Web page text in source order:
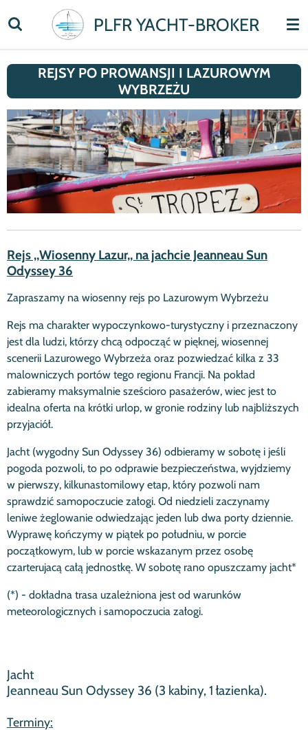
to
content
PLFR YACHT-BROKER
REJSY PO PROWANSJI I LAZUROWYM
WYBRZEŻU
Rejs ,,Wiosenny Lazur,, na jachcie Jeanneau Sun
Odyssey 36
Zapraszamy na wiosenny rejs po Lazurowym Wybrzeżu
Rejs ma charakter wypoczynkowo-turystyczny i przeznaczony
jest dla ludzi, którzy chcą odpocząć w pięknej, wiosennej
scenerii Lazurowego Wybrzeża oraz pozwiedzać kilka z 33
malowniczych portów tego regionu Francji. Na pokład
zabieramy maksymalnie sześcioro pasażerów, wiec jest to
idealna oferta na krótki urlop, w gronie rodziny lub najbliższych
przyjaciół.
Jacht (wygodny Sun Odyssey 36) odbieramy w sobotę i jeśli
pogoda pozwoli, to po odprawie bezpieczeństwa, wyjdziemy
w pierwszy, kilkunastomilowy etap, który pozwoli nam
sprawdzić samopoczucie załogi. Od niedzieli zaczynamy
leniwe żeglowanie odwiedzając jeden lub dwa porty dziennie.
Wyprawę kończymy w piątek po południu, w porcie
początkowym, lub w porcie wskazanym przez osobę
czarterujacą całą jednostkę. W sobotę rano opuszczamy jacht*
(*) - dokładna trasa uzależniona jest od warunków
meteorologicznych i samopoczucia załogi.
Jacht
Jeanneau Sun Odyssey 36 (3 kabiny, 1 łazienka).
Terminy: